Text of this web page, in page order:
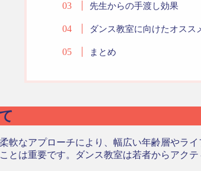
先生からの手渡し効果
ダンス教室に向けたオスス
まとめ
軟なアプローチにより、幅広い年齢層やラ
とは重要です。ダンス教室は若者からアク